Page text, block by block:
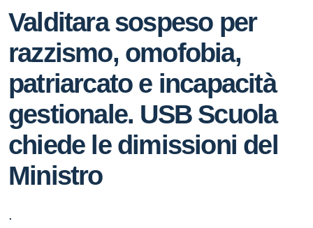
Valditara sospeso per
razzismo, omofobia,
patriarcato e incapacità
gestionale. USB Scuola
chiede le dimissioni del
Ministro
.